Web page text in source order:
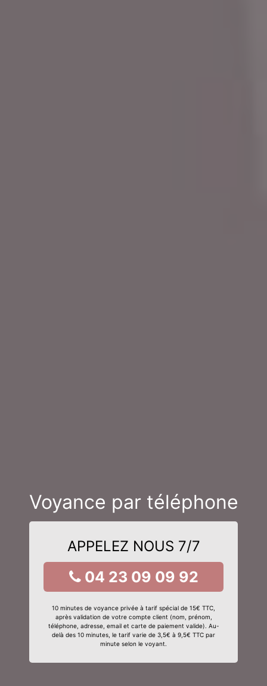
Voyance par téléphone
APPELEZ NOUS 7/7
04 23 09 09 92
10 minutes de voyance privée à tarif spécial de 15€ TTC,
après validation de votre compte client (nom, prénom,
téléphone, adresse, email et carte de paiement valide). Au-
delà des 10 minutes, le tarif varie de 3,5€ à 9,5€ TTC par
minute selon le voyant.